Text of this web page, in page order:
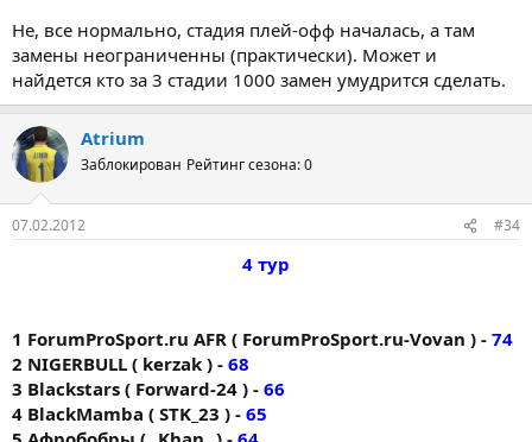
Не, все нормально, стадия плей-офф началась, а там
замены неограниченны (практически). Может и
найдется кто за 3 стадии 1000 замен умудрится сделать.
Atrium
Заблокирован Рейтинг сезона: 0
07.02.2012 #34
4 тур
1 ForumProSport.ru AFR ( ForumProSport.ru-Vovan ) - 74
2 NIGERBULL ( kerzak ) - 68
3 Blackstars ( Forward-24 ) - 66
4 BlackMamba ( STK_23 ) - 65